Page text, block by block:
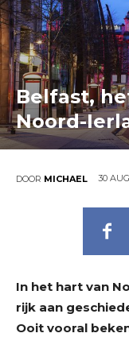
Belfast,
Noord-
DOOR MICHAEL 30
In het hart van
rijk aan
Ooit vooral